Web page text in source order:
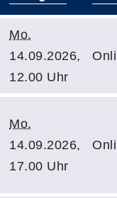
Mo.
14.09.2026,
12.00 Uhr
Mo.
14.09.2026,
17.00 Uhr